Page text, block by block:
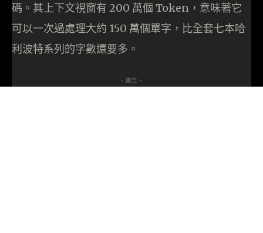
碼。其上下文視窗有 200 萬個 Token，意味著它
可以一次過處理大約 150 萬個單字，比全套七本哈
利波特系列的字數還要多。
- 廣告 -